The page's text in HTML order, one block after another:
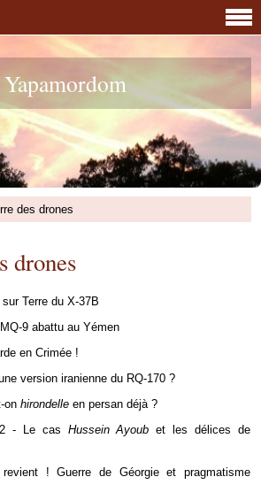
Yapamordom
des drones
drones
Terre du X-37B
9 abattu au Yémen
en Crimée !
version iranienne du RQ-170 ?
on hirondelle en persan déjà ?
- Le cas Hussein Ayoub et les délices de
! Guerre de Géorgie et pragmatisme